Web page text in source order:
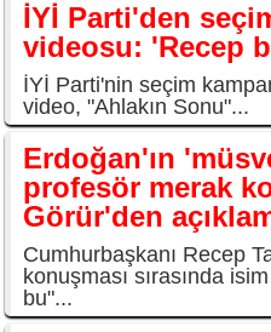
İYİ Parti'den
videosu: 'Recep
İYİ Parti'nin seçim
video, "Ahlakın Sonu"...
Erdoğan'ın
profesör merak
Görür'den
Cumhurbaşkanı Recep
konuşması sırasında
bu"...